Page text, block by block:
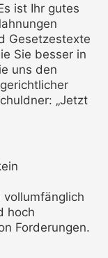
ist Ihr gutes
Gesetzestexte
Sie besser in
uns den
„Jetzt
hoch
Forderungen.